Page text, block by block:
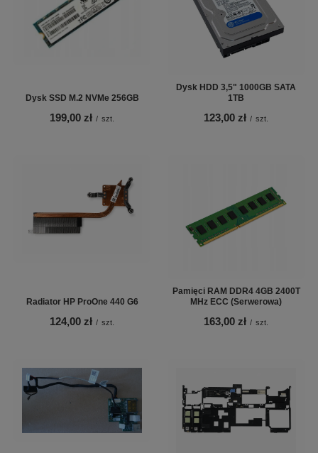
Dysk SSD M.2 NVMe 256GB
199,00 zł / szt.
Dysk HDD 3,5" 1000GB SATA
1TB
123,00 zł / szt.
Radiator HP ProOne 440 G6
124,00 zł / szt.
Pamięci RAM DDR4 4GB 2400T
MHz ECC (Serwerowa)
163,00 zł / szt.